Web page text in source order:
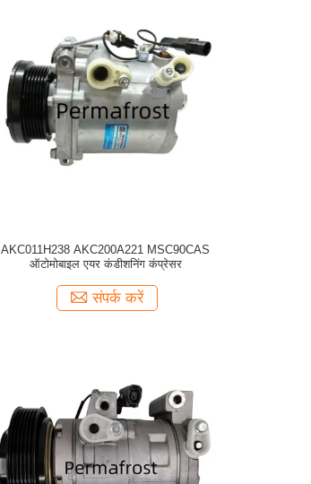
AKC011H238 AKC200A221 MSC90CAS
ऑटोमोबाइल एयर कंडीशनिंग कंप्रेसर
संपर्क करें